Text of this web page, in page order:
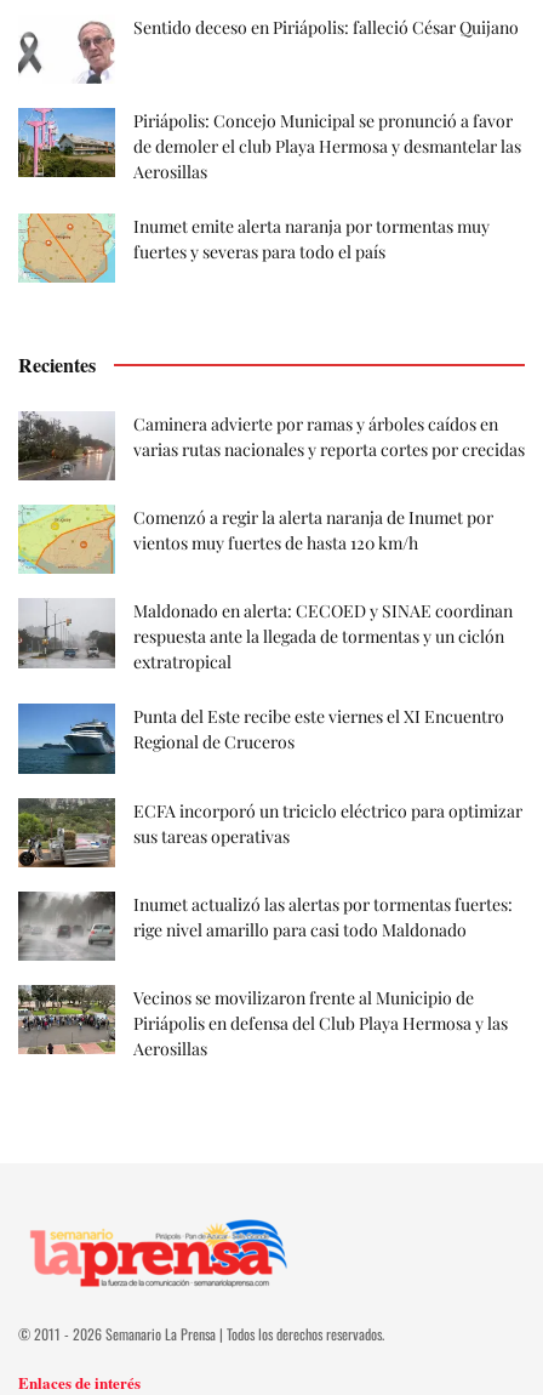
Sentido deceso en Piriápolis: falleció César Quijano
Piriápolis: Concejo Municipal se pronunció a favor
de demoler el club Playa Hermosa y desmantelar las
Aerosillas
Inumet emite alerta naranja por tormentas muy
fuertes y severas para todo el país
Recientes
Caminera advierte por ramas y árboles caídos en
varias rutas nacionales y reporta cortes por crecidas
Comenzó a regir la alerta naranja de Inumet por
vientos muy fuertes de hasta 120 km/h
Maldonado en alerta: CECOED y SINAE coordinan
respuesta ante la llegada de tormentas y un ciclón
extratropical
Punta del Este recibe este viernes el XI Encuentro
Regional de Cruceros
ECFA incorporó un triciclo eléctrico para optimizar
sus tareas operativas
Inumet actualizó las alertas por tormentas fuertes:
rige nivel amarillo para casi todo Maldonado
Vecinos se movilizaron frente al Municipio de
Piriápolis en defensa del Club Playa Hermosa y las
Aerosillas
© 2011 - 2026 Semanario La Prensa | Todos los derechos reservados.
Enlaces de interés